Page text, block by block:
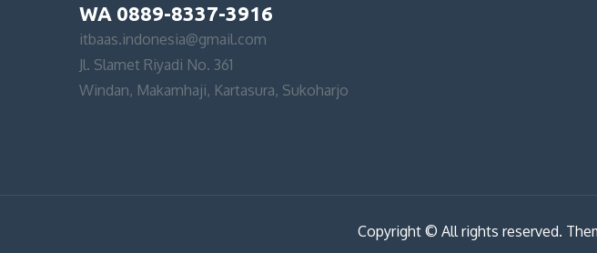
WA 0889-8337-3916
itbaas.indonesia@gmail.com
Jl. Slamet Riyadi No. 361
Windan, Makamhaji, Kartasura, Sukoharjo
Copyright © All rights reserved.